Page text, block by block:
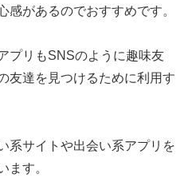
感があるのでおすすめです。
プリもSNSのように趣味友
友達を見つけるために利用す
系サイトや出会い系アプリを
ます。